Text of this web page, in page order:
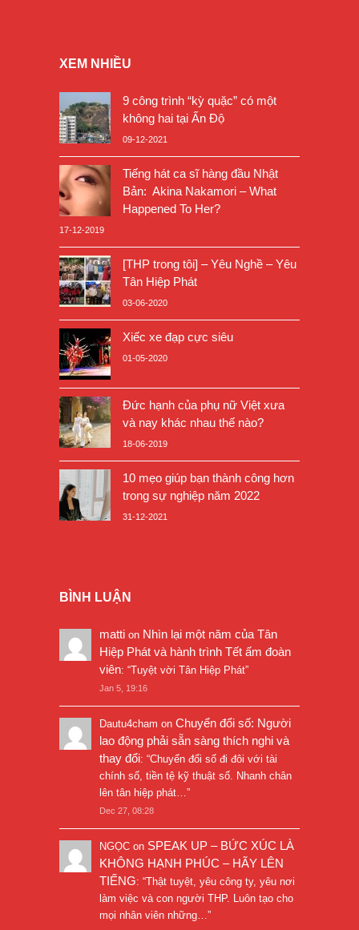
XEM NHIỀU
9 công trình “kỳ quặc” có một
không hai tại Ấn Độ
09-12-2021
Tiếng hát ca sĩ hàng đầu Nhật
Bản: Akina Nakamori – What
Happened To Her?
17-12-2019
[THP trong tôi] – Yêu Nghề – Yêu
Tân Hiệp Phát
03-06-2020
Xiếc xe đạp cực siêu
01-05-2020
Đức hạnh của phụ nữ Việt xưa
và nay khác nhau thế nào?
18-06-2019
10 mẹo giúp bạn thành công hơn
trong sự nghiệp năm 2022
31-12-2021
BÌNH LUẬN
matti on Nhìn lại một năm của Tân
Hiệp Phát và hành trình Tết ấm đoàn
viên: “Tuyệt vời Tân Hiệp Phát”
Jan 5, 19:16
Dautu4cham on Chuyển đổi số: Người
lao động phải sẵn sàng thích nghi và
thay đổi: “Chuyển đổi số đi đôi với tài
chính số, tiền tệ kỹ thuật số. Nhanh chân
lên tân hiệp phát… ”
Dec 27, 08:28
NGỌC on SPEAK UP – BỨC XÚC LÀ
KHÔNG HẠNH PHÚC – HÃY LÊN
TIẾNG: “Thật tuyệt, yêu công ty, yêu nơi
làm việc và con người THP. Luôn tạo cho
mọi nhân viên những… ”